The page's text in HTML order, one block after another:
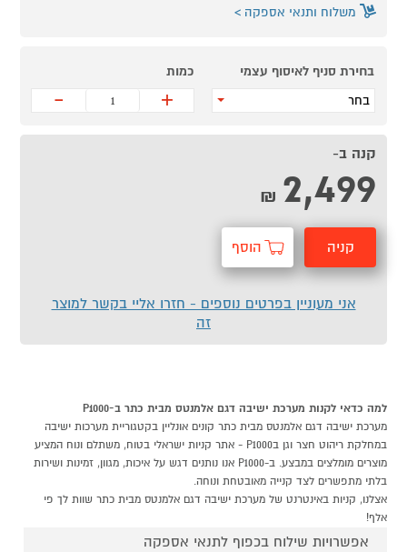
משלוח ותנאי אספקה
בחירת סניף לאיסוף עצמי
בחר
כמות
+
-
קנה ב-
2,499
₪
קניה הוסף
אני מעוניין בפרטים נוספים - חזרו אליי בקשר למוצר
זה
למה כדאי לקנות מערכת ישיבה דגם אלמנטס מבית כתר ב-P1000
מערכת ישיבה דגם אלמנטס מבית כתר קונים אונליין בקטגוריית מערכות ישיבה
במחלקת ריהוט חצר וגן בP1000 - אתר קניות ישראלי בטוח, משתלם ונוח המציע
מוצרים מומלצים במבצע. ב-P1000 אנו נותנים דגש על איכות, מגוון, זמינות ושירות
בלתי מתפשרים לצד קנייה מאובטחת ונוחה.
אצלנו, קניות באינטרנט של מערכת ישיבה דגם אלמנטס מבית כתר שוות לך פי
אלף!
אפשרויות שילוח בכפוף לתנאי אספקה